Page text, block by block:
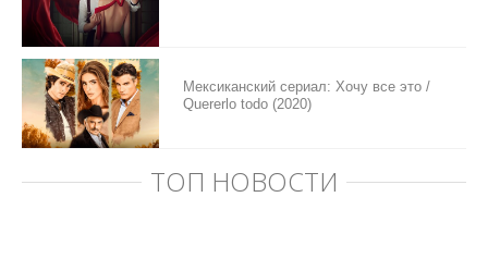
Мексиканский сериал: Хочу все это /
Quererlo todo (2020)
ТОП НОВОСТИ